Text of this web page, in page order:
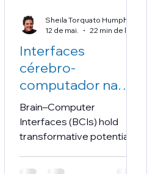
acesso aberto. A versão
física estará brevemente
disponível na Amazon.
Interfaces
cérebro-
computador na
exploração
espacial:
integração
tecnológica,
Brain–Computer
Interfaces (BCIs) hold
transformative potential
offering solutions for
12 de mai.